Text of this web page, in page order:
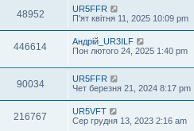
48952
UR5FFR
П'ят квітня 11, 2025 10:09 pm
446614
Андрій_UR3ILF
Пон лютого 24, 2025 1:40 pm
90034
UR5FFR
Чет березня 21, 2024 8:17 pm
216767
UR5VFT
Сер грудня 13, 2023 2:16 am